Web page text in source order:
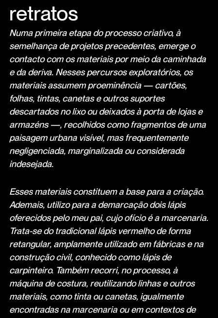
retratos
Numa primeira etapa do processo criativo, à
semelhança de projetos precedentes, emerge o
contacto com os materiais por meio da caminhada
e da deriva. Nesses percursos exploratórios, os
materiais assumem proeminência — cartões,
folhas, tintas, canetas e outros suportes
descartados no lixo ou deixados à porta de lojas e
armazéns —, recolhidos como fragmentos de uma
paisagem urbana visível, mas frequentemente
negligenciada, marginalizada ou considerada
indesejada.
Esses materiais constituem a base para a criação.
Ademais, utilizo para a demarcação dois lápis
oferecidos pelo meu pai, cujo ofício é a marcenaria.
Trata-se do tradicional lápis vermelho de forma
retangular, amplamente utilizado em fábricas e na
construção civil, conhecido como lápis de
carpinteiro. Também recorri, no processo, à
máquina de costura, reutilizando linhas e outros
materiais, como tinta ou canetas, igualmente
encontradas na marcenaria ou em contextos de